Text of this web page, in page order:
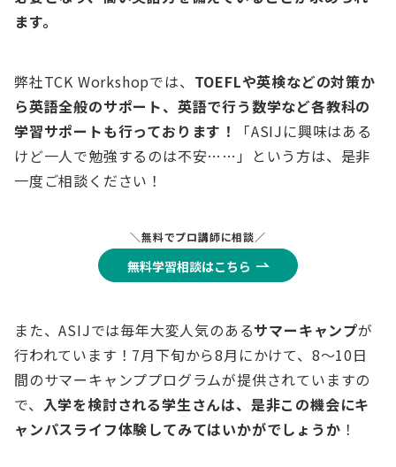
ます。
弊社TCK Workshopでは、 TOEFLや英検などの対策か
ら英語全般のサポート、英語で行う数学など各教科の
学習サポートも行っております！
「ASIJに興味はある
けど一人で勉強するのは不安……」という方は、是非
一度ご相談ください！
＼無料でプロ講師に相談／
無料学習相談はこちら
また、ASIJでは毎年大変人気のあるサマーキャンプが
行われています！7月下旬から8月にかけて、8〜10日
間のサマーキャンププログラムが提供されていますの
で、 入学を検討される学生さんは、是非この機会にキ
ャンパスライフ体験してみてはいかがでしょうか ！